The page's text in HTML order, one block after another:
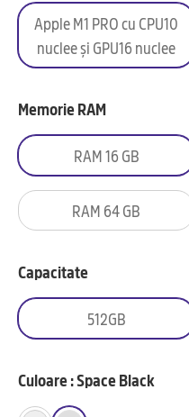
Apple M1 PRO cu CPU10
nuclee și GPU16 nuclee
Memorie RAM
RAM 16 GB
RAM 64 GB
Capacitate
512GB
Culoare : Space Black